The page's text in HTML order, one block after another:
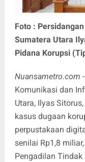
Foto :
Sumatera Utara
Pidana Korupsi
Nuansametro.com
Komunikasi dan
Utara, Ilyas
kasus dugaan
perpustakaan
senilai Rp1,8
Pengadilan